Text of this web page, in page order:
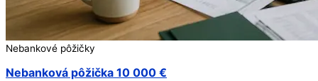
Nebankové pôžičky
Nebanková pôžička 10 000 €